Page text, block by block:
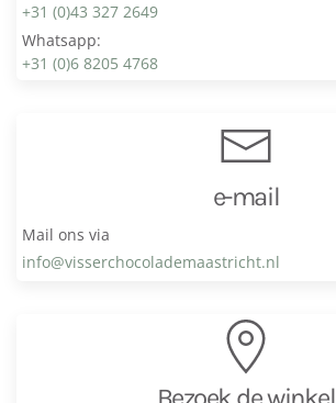
+31 (0)43 327 2649
Whatsapp:
+31 (0)6 8205 4768
e-mail
Mail ons via
info@visser­chocolade­maastricht.nl